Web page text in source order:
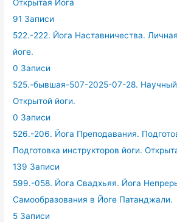
Открытая Йога
91 Записи
522.-222. Йога Наставничества.
йоге.
0 Записи
525.-бывшая-507-2025-07-28.
Открытой йоги.
0 Записи
526.-206. Йога Преподавания.
Подготовка инструкторов йоги.
139 Записи
599.-058. Йога Свадхьяя. Йога
Самообразования в Йоге Патанджали.
5 Записи